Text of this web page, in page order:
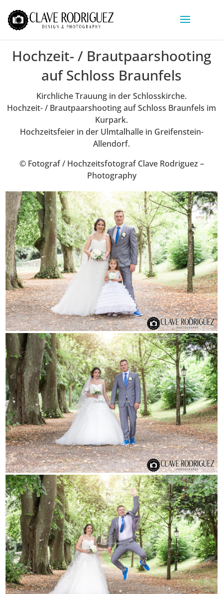
Hochzeit- / Brautpaarshooting
auf Schloss Braunfels
Kirchliche Trauung in der Schlosskirche.
Hochzeit- / Brautpaarshooting auf Schloss Braunfels im
Kurpark.
Hochzeitsfeier in der Ulmtalhalle in Greifenstein-
Allendorf.
© Fotograf / Hochzeitsfotograf Clave Rodriguez –
Photography